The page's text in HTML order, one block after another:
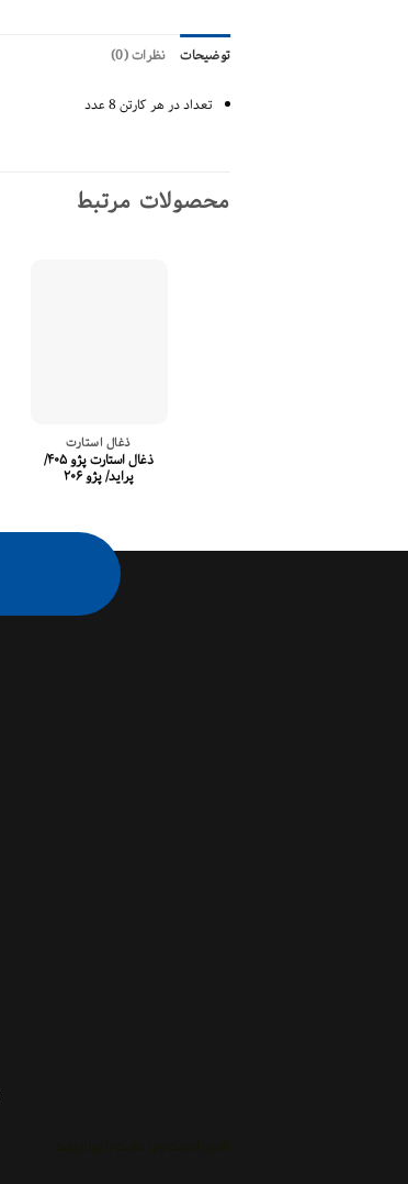
توضیحات نظرات (0)
تعداد در هر کارتن 8 عدد
محصولات مرتبط
ذغال استارت
ذغال استارت پژو ۴۰۵/
پراید/ پژو ۲۰۶